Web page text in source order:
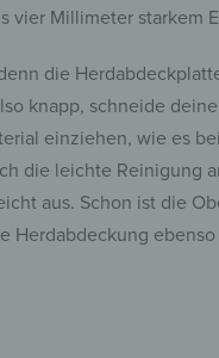
Millimeter
die
knapp, schneide
einziehen, wie es
die leichte
aus. Schon ist die
Herdabdeckung